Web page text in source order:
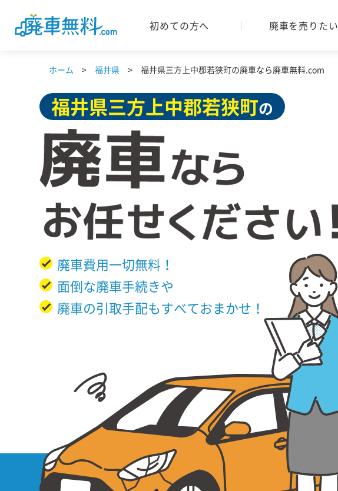
初めての方へ 廃車を売りたい
ホーム 福井県 福井県三方上中郡若狭町の廃車なら廃車無料.com
福井県三方上中郡若狭町の
廃車費用一切無料！
面倒な廃車手続きや
廃車の引取手配もすべておまかせ！